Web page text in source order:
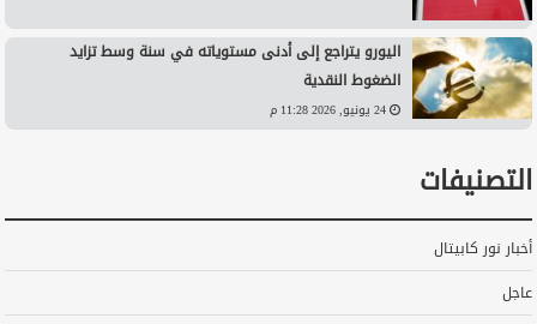
اليورو يتراجع إلى أدنى مستوياته في سنة وسط تزايد
الضغوط النقدية
24 يونيو, 2026 11:28 م
التصنيفات
أخبار نور كابيتال
عاجل